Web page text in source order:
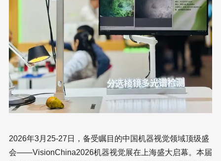
2026年3月25-27日，备受瞩目的中国机器视觉领域顶级盛
会——VisionChina2026机器视觉展在上海盛大启幕。本届